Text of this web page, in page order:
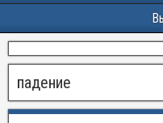
падение